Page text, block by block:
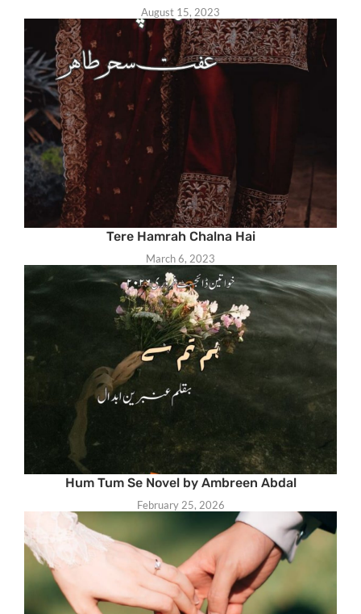
August 15, 2023
Tere Hamrah Chalna Hai
March 6, 2023
Hum Tum Se Novel by Ambreen Abdal
February 25, 2026